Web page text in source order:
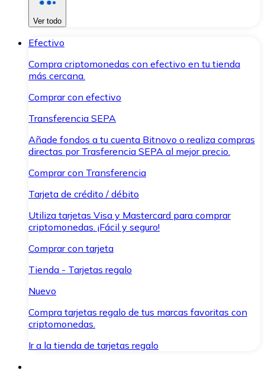
Ver todo
Efectivo
Compra criptomonedas con efectivo en tu tienda
más cercana.
Comprar con efectivo
Transferencia SEPA
Añade fondos a tu cuenta Bitnovo o realiza compras
directas por Trasferencia SEPA al mejor precio.
Comprar con Transferencia
Tarjeta de crédito / débito
Utiliza tarjetas Visa y Mastercard para comprar
criptomonedas. ¡Fácil y seguro!
Comprar con tarjeta
Tienda - Tarjetas regalo
Nuevo
Compra tarjetas regalo de tus marcas favoritas con
criptomonedas.
Ir a la tienda de tarjetas regalo